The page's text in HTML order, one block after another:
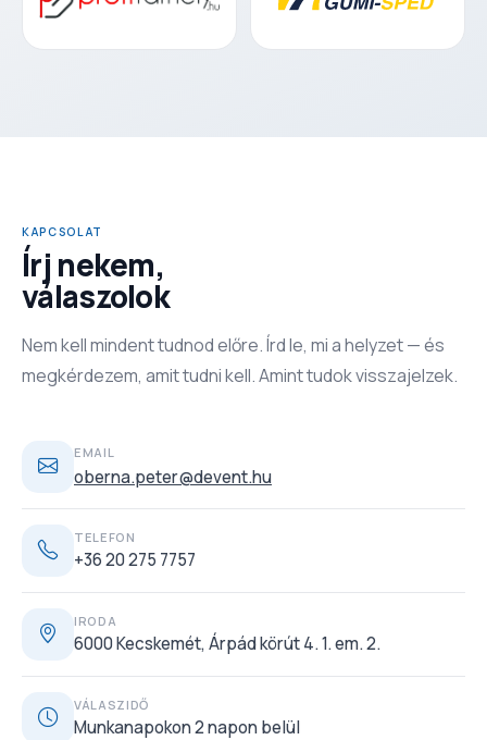
KAPCSOLAT
Írj nekem,
válaszolok
Nem kell mindent tudnod előre. Írd le, mi a helyzet — és
megkérdezem, amit tudni kell. Amint tudok visszajelzek.
EMAIL
oberna.peter@devent.hu
TELEFON
+36 20 275 7757
IRODA
6000 Kecskemét, Árpád körút 4. 1. em. 2.
VÁLASZIDŐ
Munkanapokon 2 napon belül